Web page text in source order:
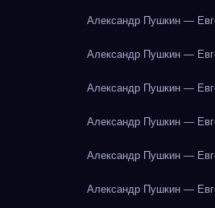
Александр Пушкин —
Александр Пушкин —
Александр Пушкин —
Александр Пушкин —
Александр Пушкин —
Александр Пушкин —